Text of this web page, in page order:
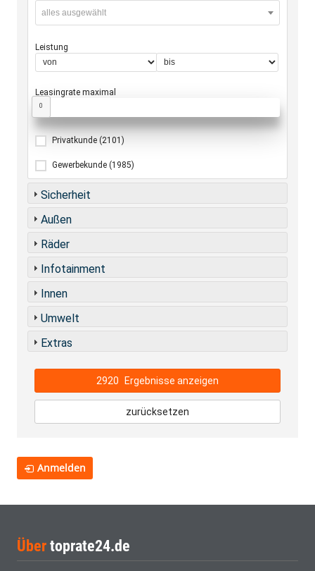
alles ausgewählt
Leistung
Leasingrate maximal
0
Privatkunde (2101)
Gewerbekunde (1985)
Sicherheit
Außen
Räder
Infotainment
Innen
Umwelt
Extras
2920 Ergebnisse anzeigen
zurücksetzen
Anmelden
Über toprate24.de